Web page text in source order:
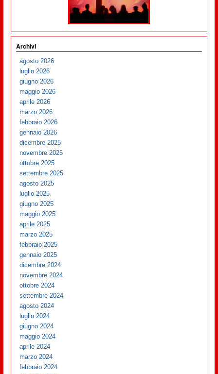
Archivi
agosto 2026
luglio 2026
giugno 2026
maggio 2026
aprile 2026
marzo 2026
febbraio 2026
gennaio 2026
dicembre 2025
novembre 2025
ottobre 2025
settembre 2025
agosto 2025
luglio 2025
giugno 2025
maggio 2025
aprile 2025
marzo 2025
febbraio 2025
gennaio 2025
dicembre 2024
novembre 2024
ottobre 2024
settembre 2024
agosto 2024
luglio 2024
giugno 2024
maggio 2024
aprile 2024
marzo 2024
febbraio 2024